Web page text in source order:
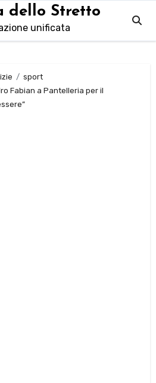
dello Stretto
unificata
sport
Fabian a Pantelleria per il